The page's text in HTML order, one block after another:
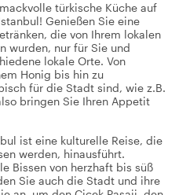
türkische Küche auf
Genießen Sie eine
die von Ihrem lokalen
wurden, nur für Sie und
lokale Orte. Von
Honig bis hin zu
für die Stadt sind, wie z.B.
bringen Sie Ihren Appetit
ist eine kulturelle Reise, die
werden, hinausführt.
Bissen von herzhaft bis süß
Sie auch die Stadt und ihre